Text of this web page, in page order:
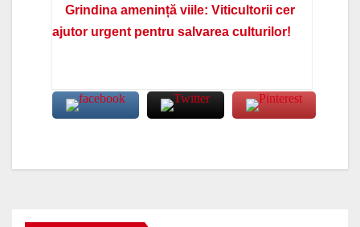
Grindina amenință viile: Viticultorii cer
ajutor urgent pentru salvarea culturilor!